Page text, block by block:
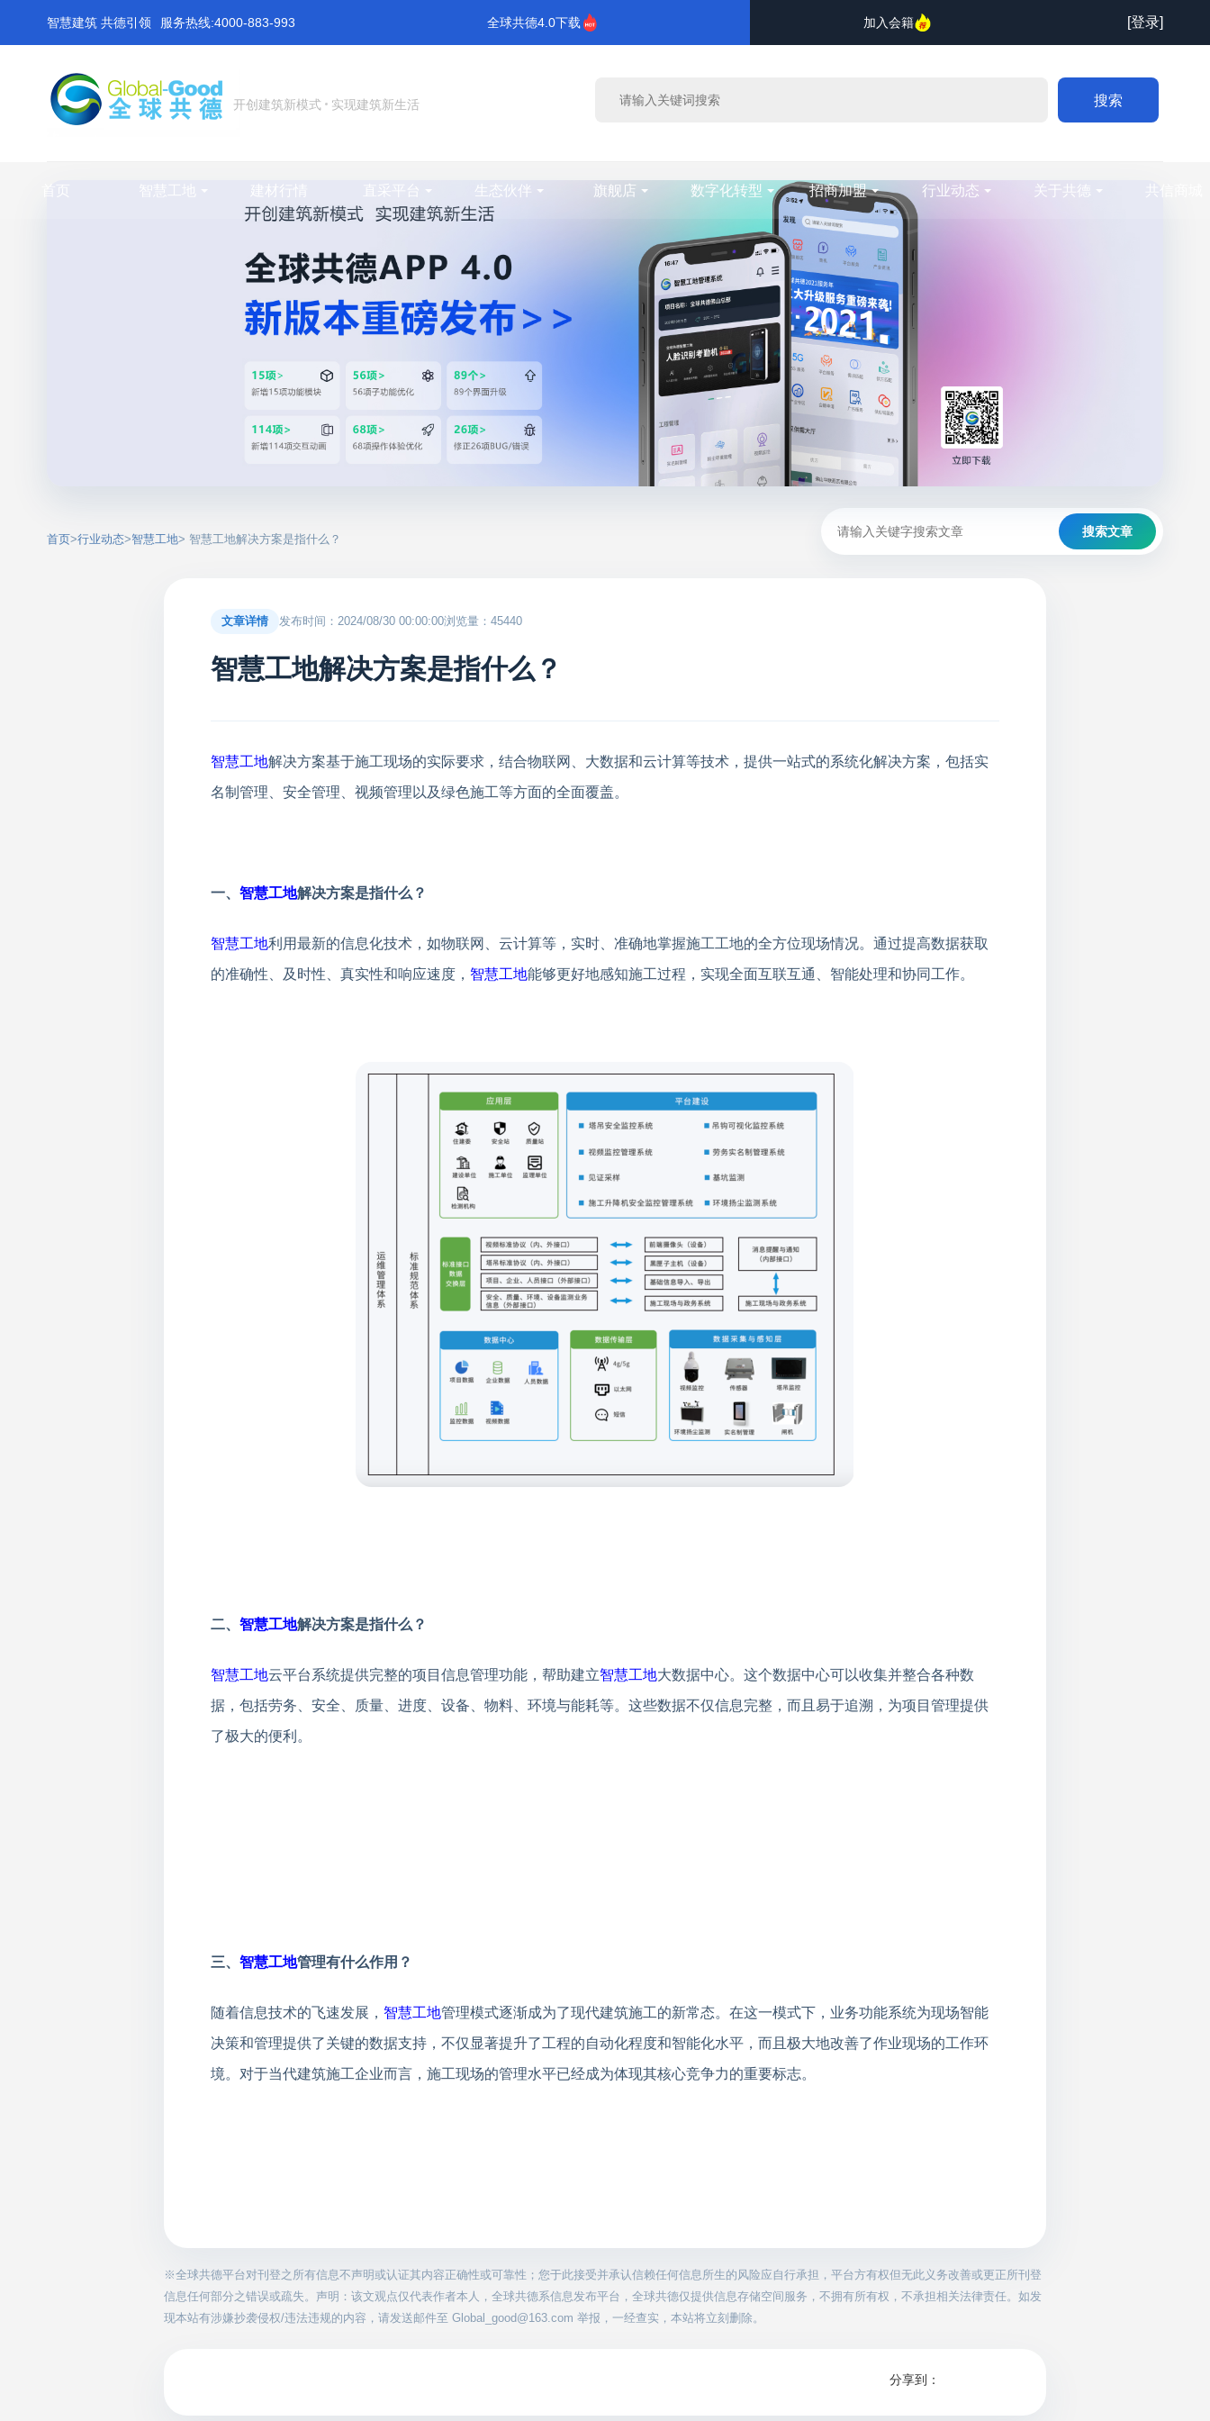
智慧建筑 共德引领 服务热线:4000-883-993 全球共德4.0下载 加入会籍 [登录]
开创建筑新模式 实现建筑新生活 搜索
首页 智慧工地 建材行情 直采平台 生态伙伴 旗舰店 数字化转型 招商加盟 行业动态 关于共德 共信商城
首页>行业动态>智慧工地> 智慧工地解决方案是指什么？
搜索文章
文章详情 发布时间：2024/08/30 00:00:00浏览量：45440
智慧工地解决方案是指什么？
智慧工地解决方案基于施工现场的实际要求，结合物联网、大数据和云计算等技术，提供一站式的系统化解决方案，包括实
名制管理、安全管理、视频管理以及绿色施工等方面的全面覆盖。
一、 智慧工地解决方案是指什么 ？
智慧工地利用最新的信息化技术，如物联网、云计算等，实时、准确地掌握施工工地的全方位现场情况。通过提高数据获取
的准确性、及时性、真实性和响应速度， 智慧工地能够更好地感知施工过程，实现全面互联互通、智能处理和协同工作。
二、 智慧工地解决方案是指什么？
智慧工地云平台系统提供完整的项目信息管理功能，帮助建立智慧工地大数据中心。这个数据中心可以收集并整合各种数
据，包括劳务、安全、质量、进度、设备、物料、环境与能耗等。这些数据不仅信息完整，而且易于追溯，为项目管理提供
了极大的便利。
三、 智慧工地管理有什么作用？
随着信息技术的飞速发展， 智慧工地管理模式逐渐成为了现代建筑施工的新常态。在这一模式下，业务功能系统为现场智能
决策和管理提供了关键的数据支持，不仅显著提升了工程的自动化程度和智能化水平，而且极大地改善了作业现场的工作环
境。对于当代建筑施工企业而言，施工现场的管理水平已经成为体现其核心竞争力的重要标志。
※全球共德平台对刊登之所有信息不声明或认证其内容正确性或可靠性；您于此接受并承认信赖任何信息所生的风险应自行承担，平台方有权但无此义务改善或更正所刊登
信息任何部分之错误或疏失。声明：该文观点仅代表作者本人，全球共德系信息发布平台，全球共德仅提供信息存储空间服务，不拥有所有权，不承担相关法律责任。如发
现本站有涉嫌抄袭侵权/违法违规的内容，请发送邮件至 Global_good@163.com 举报，一经查实，本站将立刻删除。
分享到：